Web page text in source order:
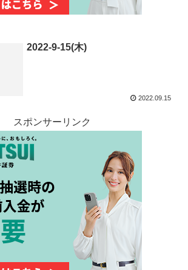
2022-9-15(木)
2022.09.15
スポンサーリンク